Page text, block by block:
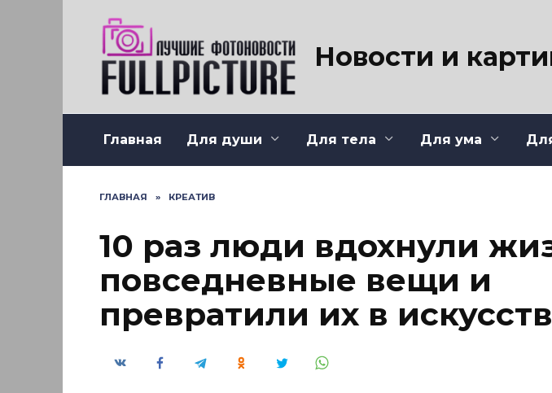
Новости и
Главная Для души Для тела Для ума
ГЛАВНАЯ » КРЕАТИВ
10 раз люди вдохнули
повседневные вещи и
превратили их в